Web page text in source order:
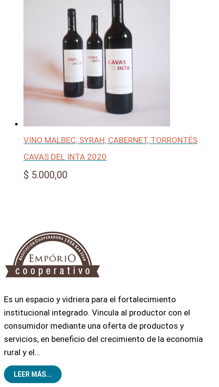
VINO MALBEC, SYRAH, CABERNET, TORRONTÉS
CAVAS DEL INTA 2020
$ 5.000,00
Es un espacio y vidriera para el fortalecimiento
institucional integrado. Vincula al productor con el
consumidor mediante una oferta de productos y
servicios, en beneficio del crecimiento de la economía
rural y el…
LEER MÁS...